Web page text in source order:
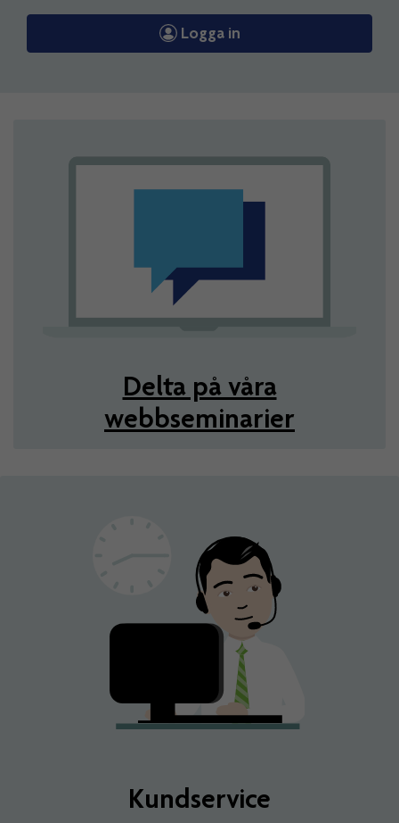
Logga in
Delta på våra
webbseminarier
Kundservice